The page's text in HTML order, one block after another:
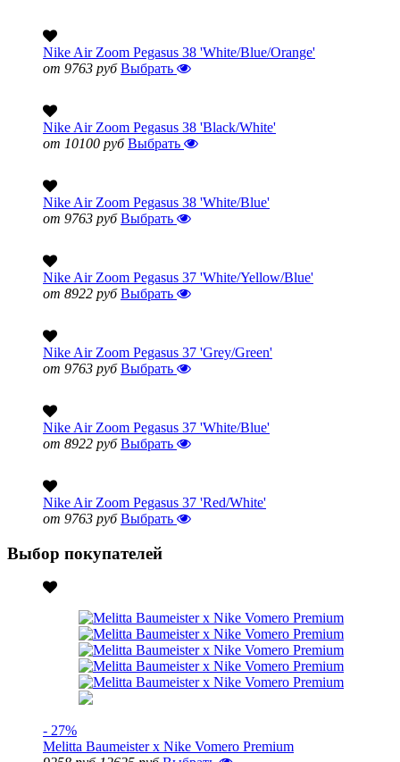
Nike Air Zoom Pegasus 38 'White/Blue/Orange'
от 9763 руб Выбрать
Nike Air Zoom Pegasus 38 'Black/White'
от 10100 руб Выбрать
Nike Air Zoom Pegasus 38 'White/Blue'
от 9763 руб Выбрать
Nike Air Zoom Pegasus 37 'White/Yellow/Blue'
от 8922 руб Выбрать
Nike Air Zoom Pegasus 37 'Grey/Green'
от 9763 руб Выбрать
Nike Air Zoom Pegasus 37 'White/Blue'
от 8922 руб Выбрать
Nike Air Zoom Pegasus 37 'Red/White'
от 9763 руб Выбрать
Выбор покупателей
- 27%
Melitta Baumeister x Nike Vomero Premium